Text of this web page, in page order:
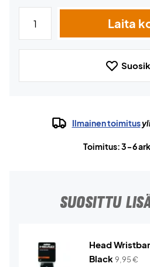
Laita
Ilmainen toimitus
Toimitus: 3-6
SUOSITTU
Head
Black9,95€